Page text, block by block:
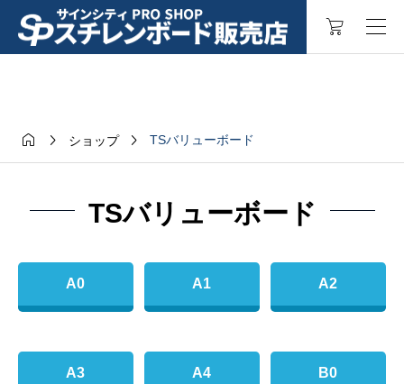
  ショップ  TSバリューボード
TSバリューボード
A0 A1 A2
A3 A4 B0